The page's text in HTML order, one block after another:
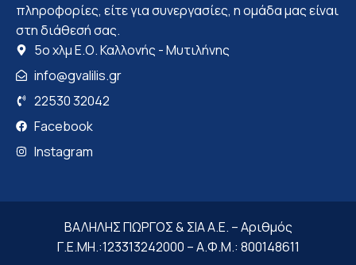
πληροφορίες, είτε για συνεργασίες, η ομάδα μας είναι
στη διάθεσή σας.
5ο χλμ Ε.Ο. Καλλονής - Μυτιλήνης
info@gvalilis.gr
22530 32042
Facebook
Instagram
ΒΑΛΗΛΗΣ ΓΙΩΡΓΟΣ & ΣΙΑ Α.Ε. – Αριθμός
Γ.Ε.ΜΗ.:123313242000 – Α.Φ.Μ.: 800148611